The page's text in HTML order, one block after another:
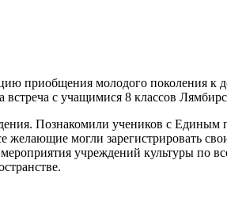
приобщения молодого поколения к
встреча с учащимися 8 классов
Познакомили учеников с Единым
желающие могли зарегистрировать
учреждений культуры по